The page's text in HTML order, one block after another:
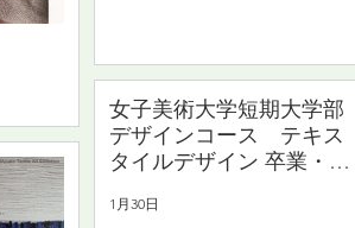
女子美術大学短期大学部
デザインコース テキス
タイルデザイン 卒業・修
2/15(日)
1月30日